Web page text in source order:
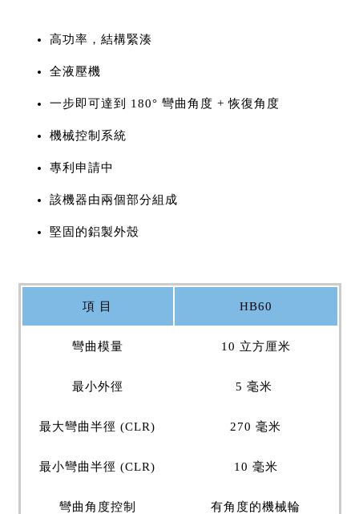
高功率，結構緊湊
全液壓機
一步即可達到 180° 彎曲角度 + 恢復角度
機械控制系統
專利申請中
該機器由兩個部分組成
堅固的鋁製外殼
項 目 HB60
彎曲模量 10 立方厘米
最小外徑 5 毫米
最大彎曲半徑 (CLR) 270 毫米
最小彎曲半徑 (CLR) 10 毫米
彎曲角度控制 有角度的機械輪